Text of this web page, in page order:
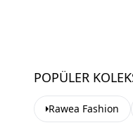
POPÜLER
Rawea Fashion